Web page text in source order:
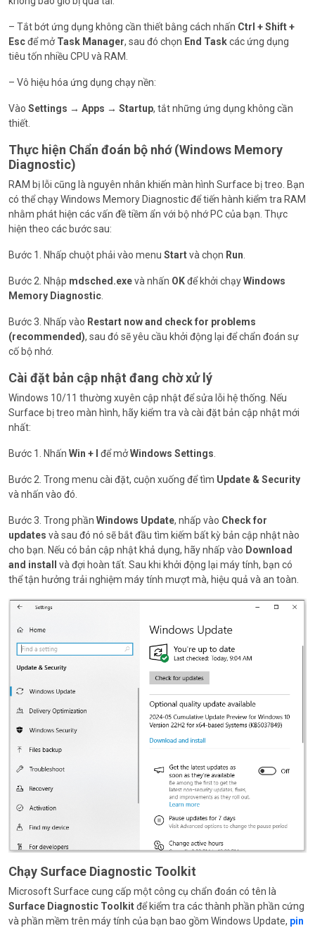
– Tắt bớt ứng dụng không cần thiết bằng cách nhấn Ctrl + Shift +
Escđể mởTask Manager, sau đó chọn End Taskcác ứng dụng
tiêu tốn nhiều CPU và RAM.
– Vô hiệu hóa ứng dụng chạy nền:
Vào Settings → Apps → Startup, tắt những ứng dụng không cần
thiết.
Thực hiện Chẩn đoán bộ nhớ (Windows Memory
Diagnostic)
RAM bị lỗi cũng là nguyên nhân khiến màn hình Surface bị treo. Bạn
có thể chạy Windows Memory Diagnostic để tiến hành kiểm tra RAM
nhằm phát hiện các vấn đề tiềm ẩn với bộ nhớ PC của bạn. Thực
hiện theo các bước sau:
Bước 1. Nhấp chuột phải vào menu Startvà chọn Run
Bước 2. Nhập mdsched.exevà nhấn OKđể khởi chạyWindows
Memory Diagnostic
Bước 3. Nhấp vào Restart now and check for problems
(recommended), sau đó sẽ yêu cầu khởi động lại để chẩn đoán sự
cố bộ nhớ.
Cài đặt bản cập nhật đang chờ xử lý
Windows 10/11 thường xuyên cập nhật để sửa lỗi hệ thống. Nếu
Surface bị treo màn hình, hãy kiểm tra và cài đặt bản cập nhật mới
nhất:
Bước 1. Nhấn Win + I để mởWindows Settings
Bước 2. Trong menu cài đặt, cuộn xuống để tìm Update & Security
và nhấn vào đó.
Bước 3. Trong phần Windows Update, nhấp vào Check for
updates và sau đó nó sẽ bắt đầu tìm kiếm bất kỳ bản cập nhật nào
cho bạn. Nếu có bản cập nhật khả dụng, hãy nhấp vào Download
and install
và đợi hoàn tất. Sau khi khởi động lại máy tính, bạn có
thể tận hưởng trải nghiệm máy tính mượt mà, hiệu quả và an toàn.
Chạy Surface Diagnostic Toolkit
Microsoft Surface cung cấp một công cụ chẩn đoán có tên là
Surface Diagnostic Toolkitđể kiểm tra các thành phần phần cứng
và phần mềm trên máy tính của bạn bao gồm Windows Update, pin